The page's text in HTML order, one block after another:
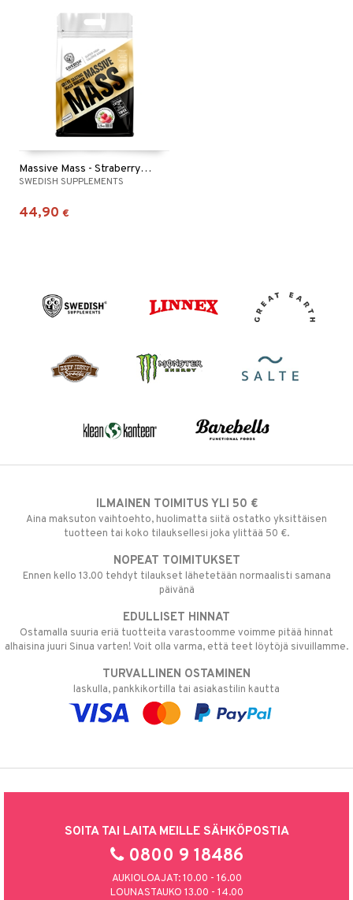
Massive Mass - Straberry Milkshake
SWEDISH SUPPLEMENTS
44,90 €
ILMAINEN TOIMITUS YLI 50 €
Aina maksuton vaihtoehto, huolimatta siitä ostatko yksittäisen
tuotteen tai koko tilauksellesi joka ylittää 50 €.
NOPEAT TOIMITUKSET
Ennen kello 13.00 tehdyt tilaukset lähetetään normaalisti samana
päivänä
EDULLISET HINNAT
Ostamalla suuria eriä tuotteita varastoomme voimme pitää hinnat
alhaisina juuri Sinua varten! Voit olla varma, että teet löytöjä sivuillamme.
TURVALLINEN OSTAMINEN
laskulla, pankkikortilla tai asiakastilin kautta
SOITA TAI LAITA MEILLE SÄHKÖPOSTIA
0800 9 18486
AUKIOLOAJAT: 10.00 - 16.00
LOUNASTAUKO 13.00 - 14.00